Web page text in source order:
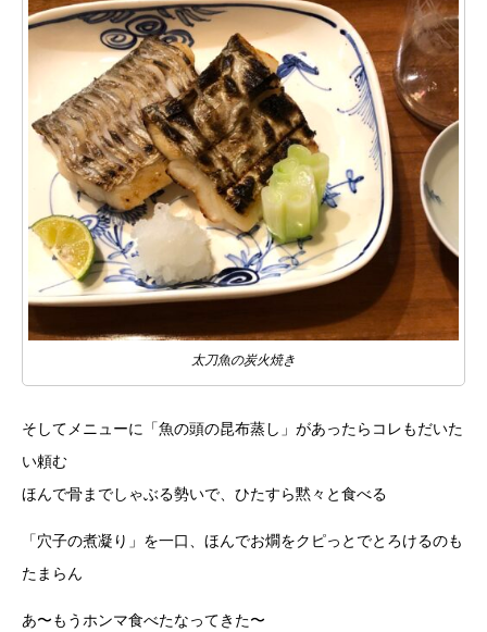
太刀魚の炭火焼き
そしてメニューに「魚の頭の昆布蒸し」があったらコレもだいた
い頼む
ほんで骨までしゃぶる勢いで、ひたすら黙々と食べる
「穴子の煮凝り」を一口、ほんでお燗をクピっとでとろけるのも
たまらん
あ〜もうホンマ食べたなってきた〜